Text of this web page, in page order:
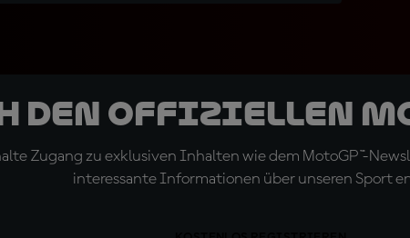
den offiziellen
Zugang zu exklusiven Inhalten wie dem MotoGP™-
interessante Informationen über unseren Sport